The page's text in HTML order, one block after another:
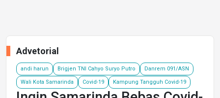
Advetorial
andi harun Brigjen TNI Cahyo Suryo Putro Danrem 091/ASN
Wali Kota Samarinda Covid-19 Kampung Tangguh Covid-19